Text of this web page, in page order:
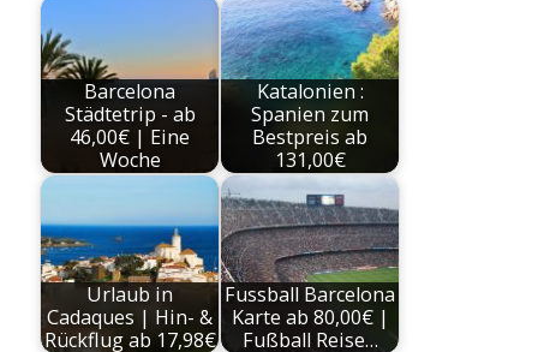
Barcelona
Städtetrip - ab
46,00€ | Eine
Woche
Katalonien :
Spanien zum
Bestpreis ab
131,00€
Urlaub in
Cadaques | Hin- &
Rückflug ab 17,98€
Fussball Barcelona
Karte ab 80,00€ |
Fußball Reise…